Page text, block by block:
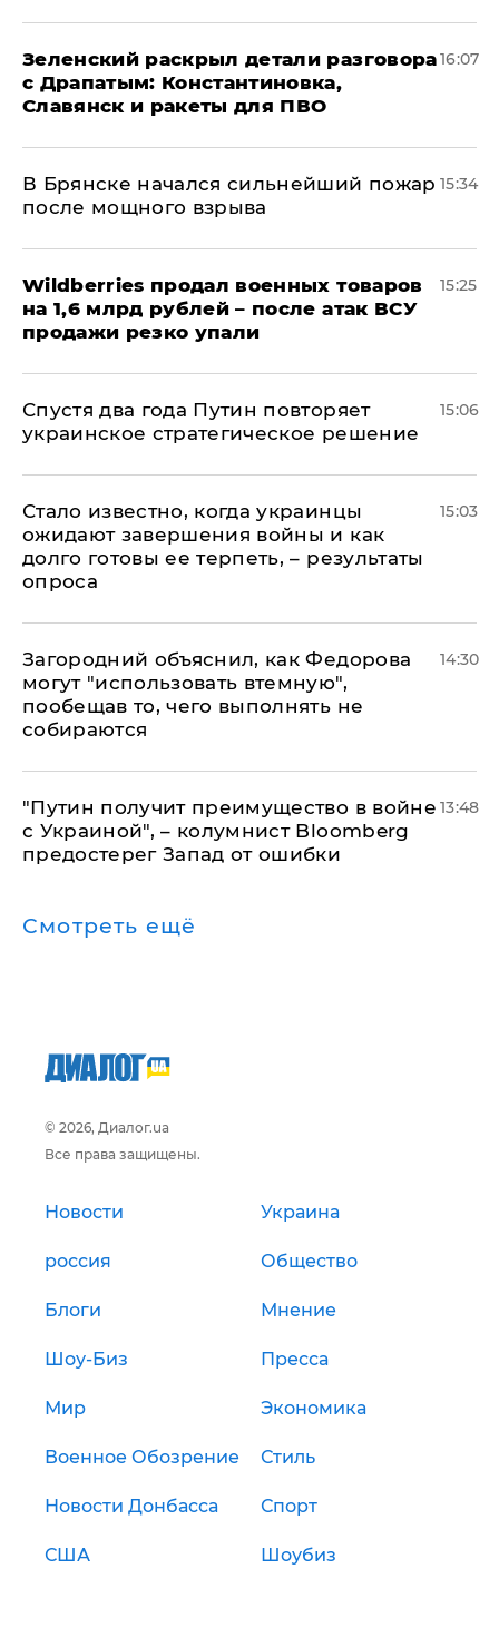
​Зеленский раскрыл детали разговора
с Драпатым: Константиновка,
Славянск и ракеты для ПВО
16:07
В Брянске начался сильнейший пожар
после мощного взрыва
15:34
​Wildberries продал военных товаров
на 1,6 млрд рублей – после атак ВСУ
продажи резко упали
15:25
Спустя два года Путин повторяет
украинское стратегическое решение
15:06
Стало известно, когда украинцы
ожидают завершения войны и как
долго готовы ее терпеть, – результаты
опроса
15:03
Загородний объяснил, как Федорова
могут "использовать втемную",
пообещав то, чего выполнять не
собираются
14:30
"Путин получит преимущество в войне
с Украиной", – колумнист Bloomberg
предостерег Запад от ошибки
13:48
Смотреть ещё
© 2026, Диалог.ua
Все права защищены.
Новости Украина
россия Общество
Блоги Мнение
Шоу-Биз Пресса
Мир Экономика
Военное Обозрение Стиль
Новости Донбасса Спорт
США Шоубиз